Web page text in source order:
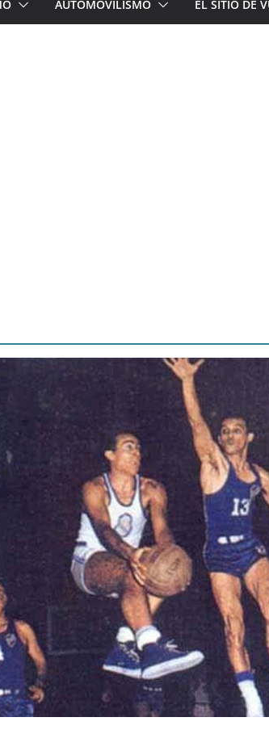
AUTOMOVILISMO EL SITIO DE